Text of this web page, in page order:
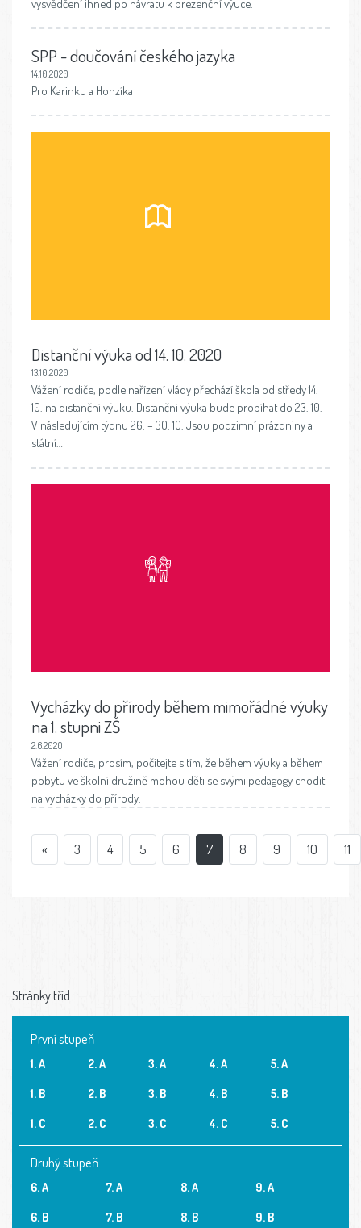
vysvědčení ihned po návratu k prezenční výuce.
SPP - doučování českého jazyka
14.10.2020
Pro Karinku a Honzíka
Distanční výuka od 14. 10. 2020
13.10.2020
Vážení rodiče, podle nařízení vlády přechází škola od středy 14.
10. na distanční výuku. Distanční výuka bude probíhat do 23. 10.
V následujícím týdnu 26. – 30. 10. Jsou podzimní prázdniny a
státní…
Vycházky do přírody během mimořádné výuky
na 1. stupni ZŠ
2.6.2020
Vážení rodiče, prosím, počitejte s tím, že během výuky a během
pobytu ve školní družině mohou děti se svými pedagogy chodit
na vycházky do přírody.
« 3 4 5 6 7 8 9 10 11
Stránky tříd
První stupeň
1. A
1. B
1. C
2. A
2. B
2. C
3. A
3. B
3. C
4. A
4. B
4. C
5. A
5. B
5. C
Druhý stupeň
6. A
6. B
7. A
7. B
8. A
8. B
9. A
9. B